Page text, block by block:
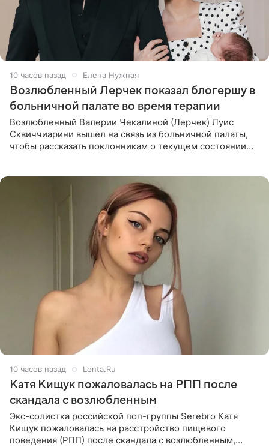
10 часов назад Елена Нужная
Возлюбленный Лерчек показал блогершу в
больничной палате во время терапии
Возлюбленный Валерии Чекалиной (Лерчек) Луис
Сквиччиарини вышел на связь из больничной палаты,
чтобы рассказать поклонникам о текущем состоянии
10 часов назад Lenta.Ru
Катя Кищук пожаловалась на РПП после
скандала с возлюбленным
Экс-солистка российской поп-группы Serebro Катя
Кищук пожаловалась на расстройство пищевого
поведения (РПП) после скандала с возлюбленным,